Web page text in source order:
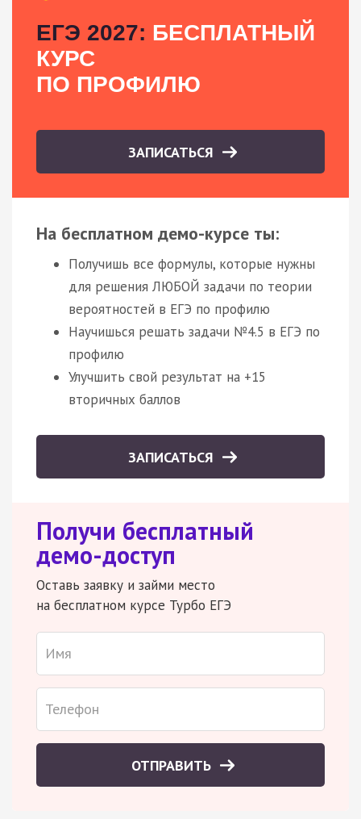
ЕГЭ 2027: БЕСПЛАТНЫЙ
КУРС
ПО ПРОФИЛЮ
ЗАПИСАТЬСЯ
На бесплатном демо-курсе ты:
Получишь все формулы, которые нужны
для решения ЛЮБОЙ задачи по теории
вероятностей в ЕГЭ по профилю
Научишься решать задачи №4.5 в ЕГЭ по
профилю
Улучшить свой результат на +15
вторичных баллов
ЗАПИСАТЬСЯ
Получи бесплатный
демо-доступ
Оставь заявку и займи место
на бесплатном курсе Турбо ЕГЭ
ОТПРАВИТЬ